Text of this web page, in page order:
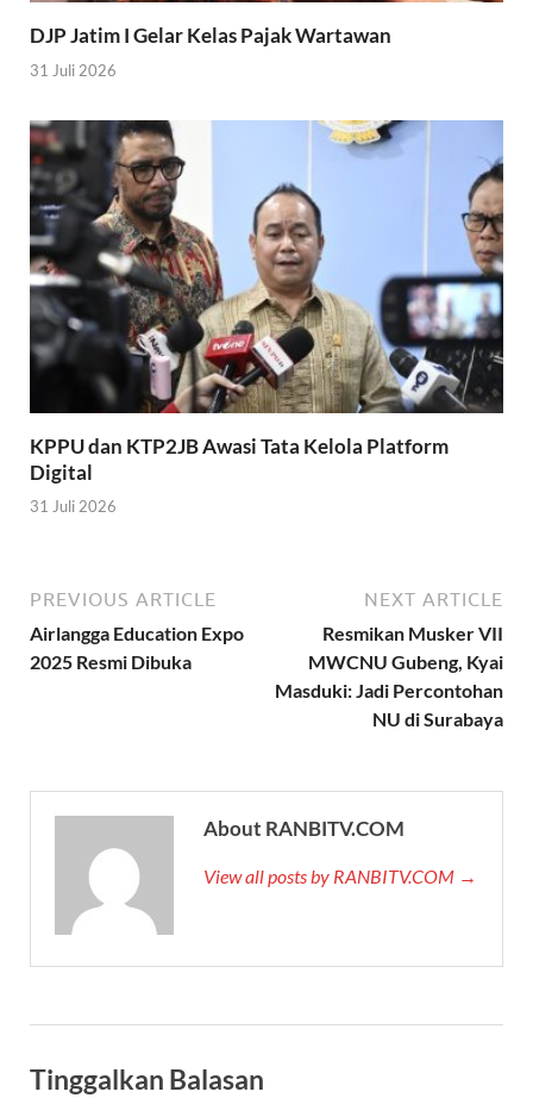
DJP Jatim I Gelar Kelas Pajak Wartawan
31 Juli 2026
KPPU dan KTP2JB Awasi Tata Kelola Platform
Digital
31 Juli 2026
PREVIOUS ARTICLE
Airlangga Education Expo
2025 Resmi Dibuka
NEXT ARTICLE
Resmikan Musker VII
MWCNU Gubeng, Kyai
Masduki: Jadi Percontohan
NU di Surabaya
About RANBITV.COM
View all posts by RANBITV.COM →
Tinggalkan Balasan